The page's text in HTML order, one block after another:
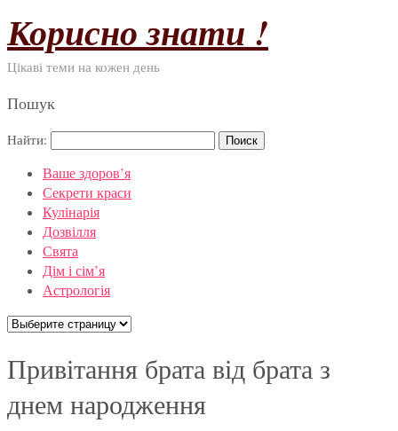
Корисно знати !
Цікаві теми на кожен день
Пошук
Найти:
Ваше здоров’я
Секрети краси
Кулінарія
Дозвілля
Свята
Дім і сім’я
Астрологія
Привітання брата від брата з
днем народження